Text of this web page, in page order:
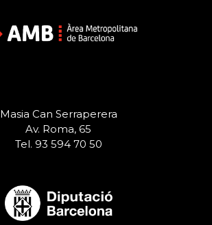
Masia Can Serraperera
Av. Roma, 65
Tel. 93 594 70 50